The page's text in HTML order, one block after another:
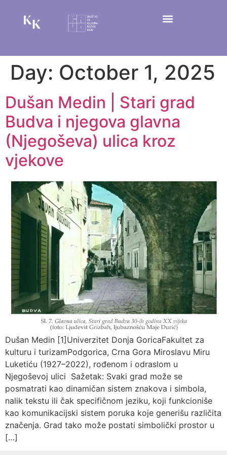
Day: October 1, 2025
Dušan Medin | Stari grad
Budva i njegova glavna
(Njegoševa) ulica kroz
vjekove
Dušan Medin [1]Univerzitet Donja GoricaFakultet za
kulturu i turizamPodgorica, Crna Gora Miroslavu Miru
Luketiću (1927–2022), rođenom i odraslom u
Njegoševoj ulici Sažetak: Svaki grad može se
posmatrati kao dinamičan sistem znakova i simbola,
nalik tekstu ili čak specifičnom jeziku, koji funkcioniše
kao komunikacijski sistem poruka koje generišu različita
značenja. Grad tako može postati simbolički prostor u
[…]